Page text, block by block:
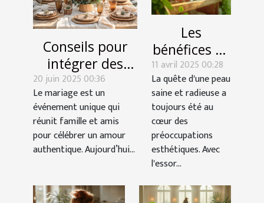
Conseils pour
intégrer des
éléments
écoresponsables
dans votre
décoration de
mariage
20 juin 2025 00:36
Le mariage est un
événement unique qui
réunit famille et amis
pour célébrer un amour
authentique. Aujourd’hui...
Les
bénéfices de
l'utilisation
de
cosmétiques
bio pour la
santé de la
peau
11 avril 2025 00:28
La quête d'une peau
saine et radieuse a
toujours été au
cœur des
préoccupations
esthétiques. Avec
l'essor...